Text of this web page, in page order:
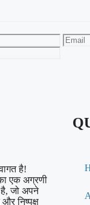
है!
एक अग्रणी
है, जो अपने
निष्पक्ष